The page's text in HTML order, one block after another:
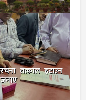
तत्काल हटाउन